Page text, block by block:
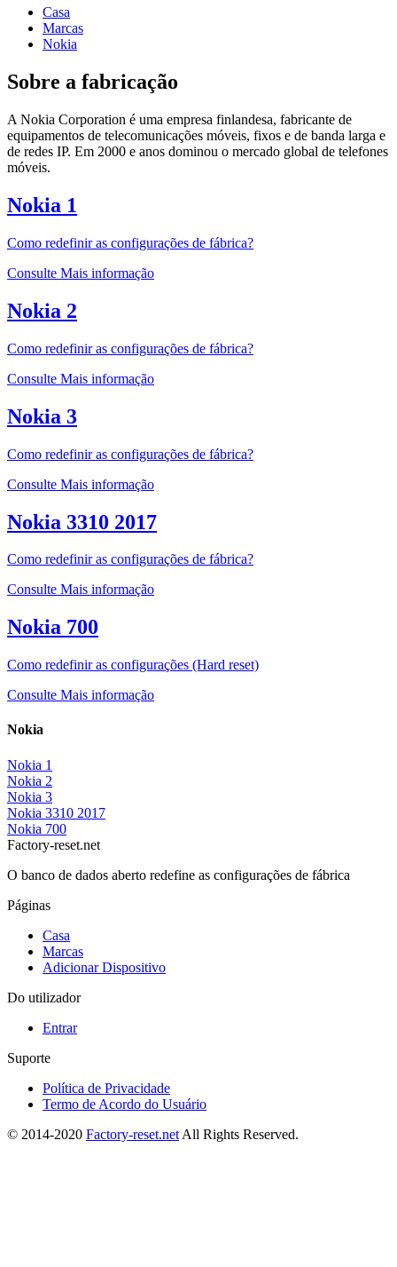
Casa
Marcas
Nokia
Sobre a fabricação
A Nokia Corporation é uma empresa finlandesa, fabricante de
equipamentos de telecomunicações móveis, fixos e de banda larga e
de redes IP. Em 2000 e anos dominou o mercado global de telefones
móveis.
Nokia 1
Como redefinir as configurações de fábrica?
Consulte Mais informação
Nokia 2
Como redefinir as configurações de fábrica?
Consulte Mais informação
Nokia 3
Como redefinir as configurações de fábrica?
Consulte Mais informação
Nokia 3310 2017
Como redefinir as configurações de fábrica?
Consulte Mais informação
Nokia 700
Como redefinir as configurações (Hard reset)
Consulte Mais informação
Nokia
Nokia 1
Nokia 2
Nokia 3
Nokia 3310 2017
Nokia 700
Factory-reset.net
O banco de dados aberto redefine as configurações de fábrica
Páginas
Casa
Marcas
Adicionar Dispositivo
Do utilizador
Entrar
Suporte
Política de Privacidade
Termo de Acordo do Usuário
© 2014-2020 Factory-reset.net All Rights Reserved.